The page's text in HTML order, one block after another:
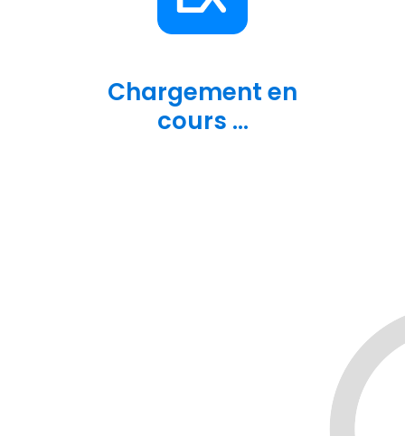
Chargement en
cours ...